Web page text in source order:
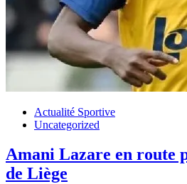
Actualité Sportive
Uncategorized
Amani Lazare en route
de Liège